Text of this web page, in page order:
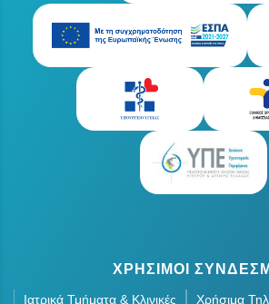
ΧΡΗΣΙΜΟΙ
Ιατρικά Τμήματα & Κλινικές Χρήσιμα